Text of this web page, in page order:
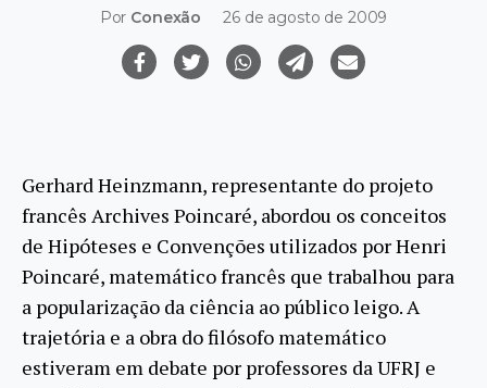
Por Conexão 26 de agosto de 2009
Gerhard Heinzmann, representante do projeto
francês Archives Poincaré, abordou os conceitos
de Hipóteses e Convenções utilizados por Henri
Poincaré, matemático francês que trabalhou para
a popularização da ciência ao público leigo. A
trajetória e a obra do filósofo matemático
estiveram em debate por professores da UFRJ e